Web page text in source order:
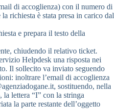
di accoglienza) con il numero di
richiesta è stata presa in carico dal
e prepara il testo della
chiudendo il relativo ticket.
Helpdesk una risposta nei
Il sollecito va inviato seguendo
inoltrare l’email di accoglienza
sostituendo, nella
la lettera “I” con la stringa
la parte restante dell’oggetto